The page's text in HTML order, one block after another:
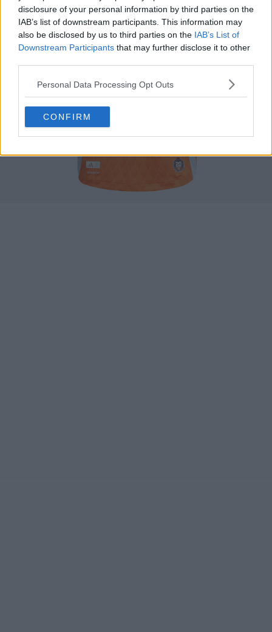
disclosure of your personal information by third parties on the
IAB’s list of downstream participants. This information may
also be disclosed by us to third parties on the IAB’s List of
Downstream Participants that may further disclose it to other
Personal Data Processing Opt Outs
CONFIRM